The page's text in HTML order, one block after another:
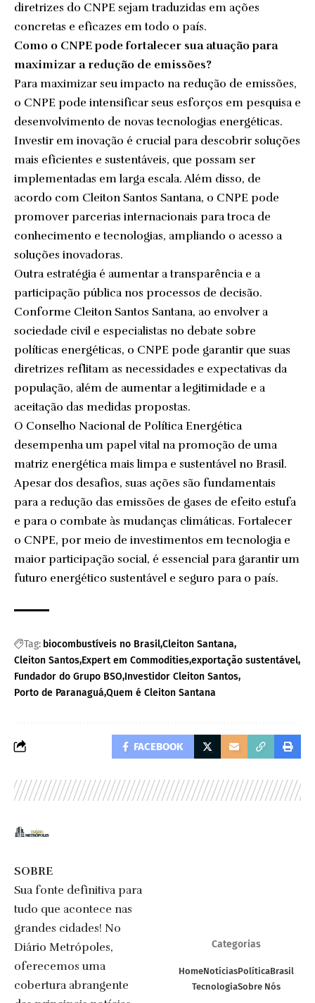
diretrizes do CNPE sejam traduzidas em ações
concretas e eficazes em todo o país.
Como o CNPE pode fortalecer sua atuação para
maximizar a redução de emissões?
Para maximizar seu impacto na redução de emissões,
o CNPE pode intensificar seus esforços em pesquisa e
desenvolvimento de novas tecnologias energéticas.
Investir em inovação é crucial para descobrir soluções
mais eficientes e sustentáveis, que possam ser
implementadas em larga escala. Além disso, de
acordo com Cleiton Santos Santana, o CNPE pode
promover parcerias internacionais para troca de
conhecimento e tecnologias, ampliando o acesso a
soluções inovadoras.
Outra estratégia é aumentar a transparência e a
participação pública nos processos de decisão.
Conforme Cleiton Santos Santana, ao envolver a
sociedade civil e especialistas no debate sobre
políticas energéticas, o CNPE pode garantir que suas
diretrizes reflitam as necessidades e expectativas da
população, além de aumentar a legitimidade e a
aceitação das medidas propostas.
O Conselho Nacional de Política Energética
desempenha um papel vital na promoção de uma
matriz energética mais limpa e sustentável no Brasil.
Apesar dos desafios, suas ações são fundamentais
para a redução das emissões de gases de efeito estufa
e para o combate às mudanças climáticas. Fortalecer
o CNPE, por meio de investimentos em tecnologia e
maior participação social, é essencial para garantir um
futuro energético sustentável e seguro para o país.
Tag: biocombustíveis no BrasilCleiton Santana
Cleiton Santos Expert em Commoditiesexportação sustentável
Fundador do Grupo BSO Investidor Cleiton Santos
Porto de Paranaguá Quem é Cleiton Santana
FACEBOOK
SOBRE
Sua fonte definitiva para
tudo que acontece nas
grandes cidades! No
Diário Metrópoles,
oferecemos uma
cobertura abrangente
Categorias
HomeNotíciasPolíticaBrasil
TecnologiaSobre Nós